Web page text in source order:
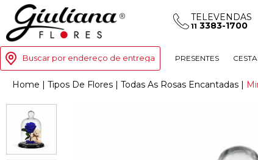
TELEVENDAS
11 3383-1700
Buscar por endereço de entrega PRESENTES
Home | Tipos De Flores | Todas As Rosas Encantadas |